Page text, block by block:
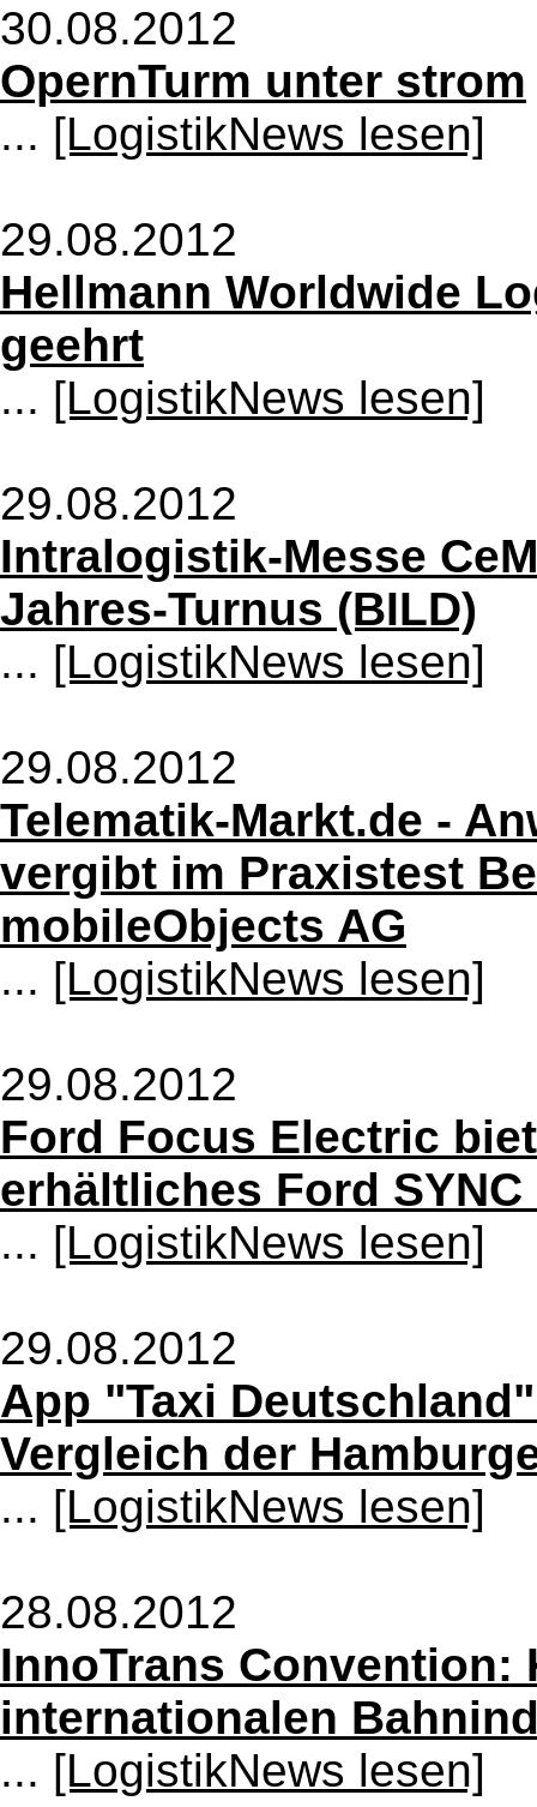
30.08.2012
OpernTurm unter strom
... [LogistikNews lesen]
29.08.2012
Hellmann Worldwide
geehrt
... [LogistikNews lesen]
29.08.2012
Intralogistik-Messe
Jahres-Turnus (BILD)
... [LogistikNews lesen]
29.08.2012
Telematik-Markt.de -
vergibt im Praxistest
mobileObjects AG
... [LogistikNews lesen]
29.08.2012
Ford Focus Electric
erhältliches Ford
... [LogistikNews lesen]
29.08.2012
App "Taxi
Vergleich der
... [LogistikNews lesen]
28.08.2012
InnoTrans Convention:
internationalen
... [LogistikNews lesen]